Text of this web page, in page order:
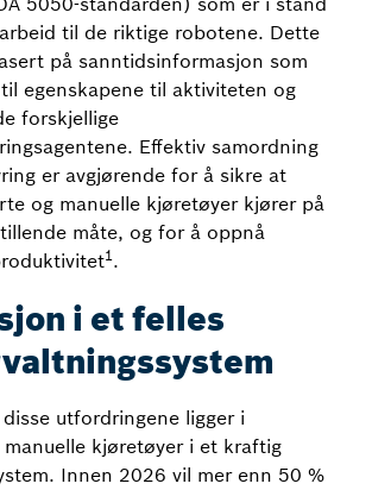
til de riktige robotene. Dette
på sanntidsinformasjon som
egenskapene til aktiviteten og
forskjellige
Effektiv samordning
er avgjørende for å sikre at
og manuelle kjøretøyer kjører på
måte, og for å oppnå
1.
i et felles
utfordringene ligger i
manuelle kjøretøyer i et kraftig
Innen 2026 vil mer enn 50 %